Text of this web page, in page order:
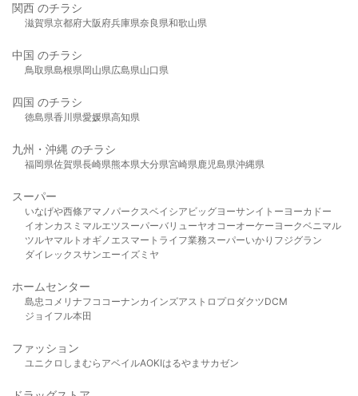
関西 のチラシ
滋賀県京都府大阪府兵庫県奈良県和歌山県
中国 のチラシ
鳥取県島根県岡山県広島県山口県
四国 のチラシ
徳島県香川県愛媛県高知県
九州・沖縄 のチラシ
福岡県佐賀県長崎県熊本県大分県宮崎県鹿児島県沖縄県
スーパー
いなげや西條アマノパークスベイシア ビッグヨーサンイトーヨーカドー
イオンカスミ マルエツスーパーバリューヤオコーオーケー ヨークベニマル
ツルヤマルト オギノ エスマート ライフ業務スーパーいかり フジグラン
ダイレックスサンエーイズミヤ
ホームセンター
島忠 コメリ ナフコ コーナンカインズアストロプロダクツDCM
ジョイフル本田
ファッション
ユニクロ しまむら アベイルAOKIはるやま サカゼン